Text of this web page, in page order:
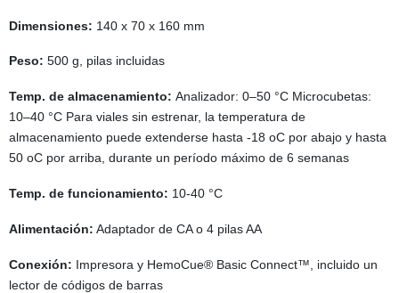
Dimensiones: 140 x 70 x 160 mm
Peso: 500 g, pilas incluidas
Temp. de almacenamiento: Analizador: 0–50 °C Microcubetas:
10–40 °C Para viales sin estrenar, la temperatura de
almacenamiento puede extenderse hasta -18 oC por abajo y hasta
50 oC por arriba, durante un período máximo de 6 semanas
Temp. de funcionamiento: 10-40 °C
Alimentación: Adaptador de CA o 4 pilas AA
Conexión: Impresora y HemoCue® Basic Connect™ , incluido un
lector de códigos de barras